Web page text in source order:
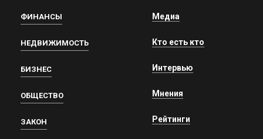
ФИНАНСЫ
НЕДВИЖИМОСТЬ
БИЗНЕС
ОБЩЕСТВО
ЗАКОН
Медиа
Кто есть кто
Интервью
Мнения
Рейтинги